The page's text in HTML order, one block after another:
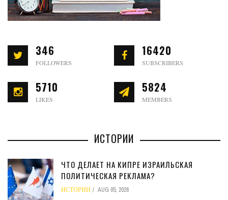
346
FOLLOWERS
16420
SUBSCRIBERS
5710
LIKES
5824
MEMBERS
ИСТОРИИ
ЧТО ДЕЛАЕТ НА КИПРЕ ИЗРАИЛЬСКАЯ
ПОЛИТИЧЕСКАЯ РЕКЛАМА?
ИСТОРИИ AUG 05, 2026